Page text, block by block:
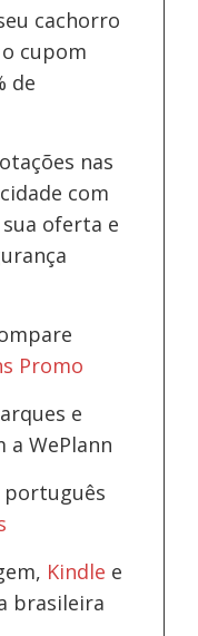
cachorro
cupom
de
nas
com
oferta e
Promo
e
a WePlann
português
Kindle e
brasileira